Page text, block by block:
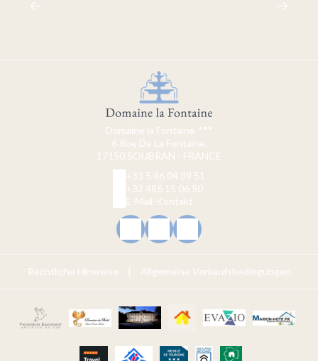
Domaine la Fontaine
6 Rue De La Fontaine,
17150 SOUBRAN - FRANCE
+33 5 46 04 39 51
+32 486 15 06 50
E-Mail-Kontakt
Rechtliche Hinweise | Allgemeine Verkaufsbedingungen